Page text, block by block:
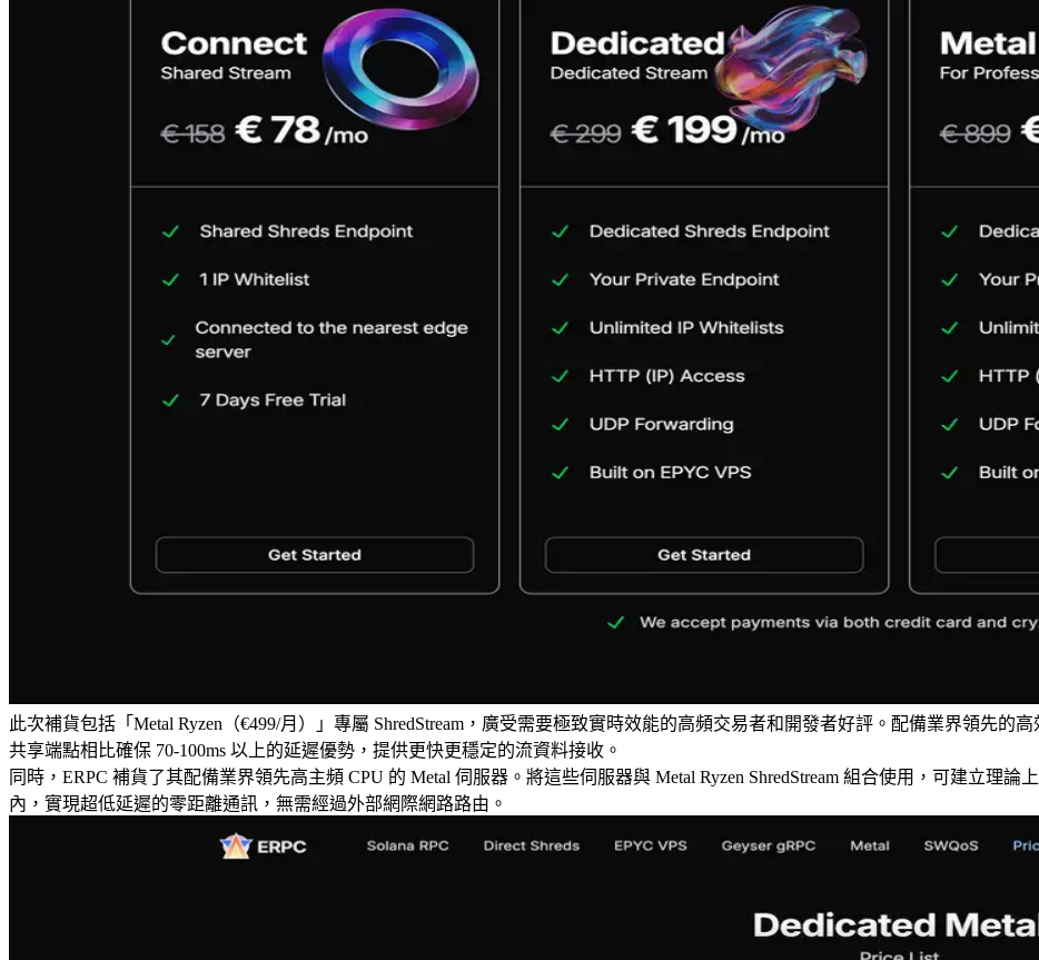
此次補貨包括「Metal Ryzen（€499/月）」專屬 ShredStream，廣受需要極致實時效能的高頻交易者和開發者好評。配備業界領先的
共享端點相比確保 70-100ms 以上的延遲優勢，提供更快更穩定的流資料接收。
同時，ERPC 補貨了其配備業界領先高主頻 CPU 的 Metal 伺服器。將這些伺服器與 Metal Ryzen ShredStream 組合使用，可建立理
內，實現超低延遲的零距離通訊，無需經過外部網際網路路由。